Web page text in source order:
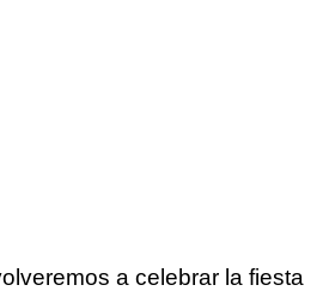
a celebrar la fiesta